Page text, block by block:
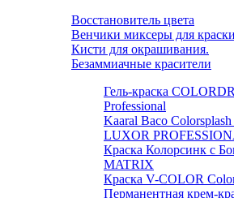
Восстановитель цвета
Венчики миксеры для краски
Кисти для окрашивания.
Безаммиачные красители
Гель-краска
Professional
Kaaral Baco
LUXOR
Краска Колорсинк с
MATRIX
Краска V-COLOR
Перманентная крем-